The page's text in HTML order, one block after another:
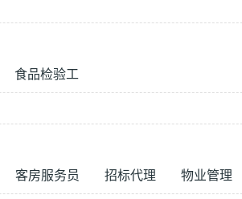
食品检验工
客房服务员 招标代理 物业管理